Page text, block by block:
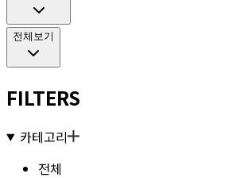
전체보기
FILTERS
카테고리
전체